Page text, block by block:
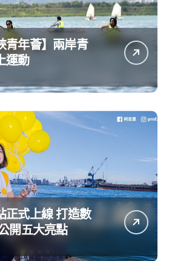
青年薈】兩岸青
運動
正式上線 打造數
開五大亮點